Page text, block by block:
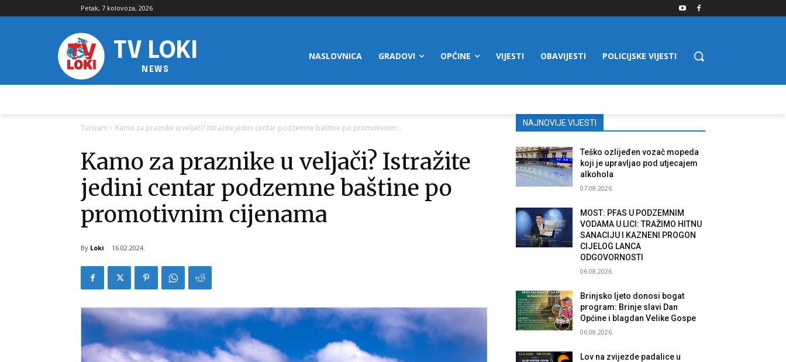
Petak, 7 kolovoza, 2026
TV LOKI
NEWS
NASLOVNICA GRADOVI OPĆINE VIJESTI OBAVIJESTI POLICIJSKE VIJESTI
Turizam Kamo za praznike u veljači? Istražite jedini centar podzemne baštine po promotivnim...
Kamo za praznike u veljači? Istražite
jedini centar podzemne baštine po
promotivnim cijenama
By Loki 16.02.2024.
NAJNOVIJE VIJESTI
Teško ozlijeđen vozač mopeda
koji je upravljao pod utjecajem
alkohola
07.08.2026.
MOST: PFAS U PODZEMNIM
VODAMA U LICI: TRAŽIMO HITNU
SANACIJU I KAZNENI PROGON
CIJELOG LANCA
ODGOVORNOSTI
06.08.2026.
Brinjsko ljeto donosi bogat
program: Brinje slavi Dan
Općine i blagdan Velike Gospe
06.08.2026.
Lov na zvijezde padalice u